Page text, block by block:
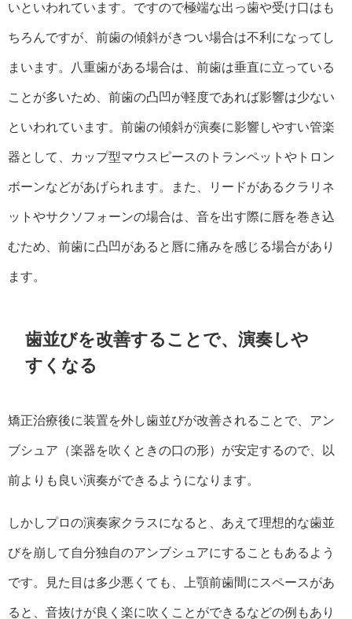
いといわれています。ですので極端な出っ歯や受け口はも
ちろんですが、前歯の傾斜がきつい場合は不利になってし
まいます。八重歯がある場合は、前歯は垂直に立っている
ことが多いため、前歯の凸凹が軽度であれば影響は少ない
といわれています。前歯の傾斜が演奏に影響しやすい管楽
器として、カップ型マウスピースのトランペットやトロン
ボーンなどがあげられます。また、リードがあるクラリネ
ットやサクソフォーンの場合は、音を出す際に唇を巻き込
むため、前歯に凸凹があると唇に痛みを感じる場合があり
ます。
歯並びを改善することで、演奏しや
すくなる
矯正治療後に装置を外し歯並びが改善されることで、アン
ブシュア（楽器を吹くときの口の形）が安定するので、以
前よりも良い演奏ができるようになります。
しかしプロの演奏家クラスになると、あえて理想的な歯並
びを崩して自分独自のアンブシュアにすることもあるよう
です。見た目は多少悪くても、上顎前歯間にスペースがあ
ると、音抜けが良く楽に吹くことができるなどの例もあり